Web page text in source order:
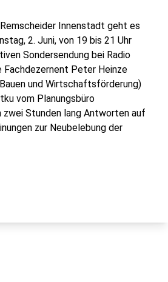
Innenstadt geht es
2. Juni, von 19 bis 21 Uhr
Sondersendung bei Radio
Fachdezernent Peter Heinze
und Wirtschaftsförderung)
vom Planungsbüro
zwei Stunden lang Antworten auf
zur Neubelebung der